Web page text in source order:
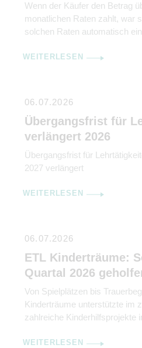
Wenn der Käufer den Betrag
monatlichen Raten zahlt, war
solchen Raten automatisch
WEITERLESEN
06.07.2026
Übergangsfrist für
verlängert 2026
Übergangsfrist für
2027 verlängert
WEITERLESEN
06.07.2026
ETL Kinderträume:
Quartal 2026
Von Spielplätzen bis
Kinderträume unterstützte im
zahlreiche Kinderhilfsprojekte
WEITERLESEN